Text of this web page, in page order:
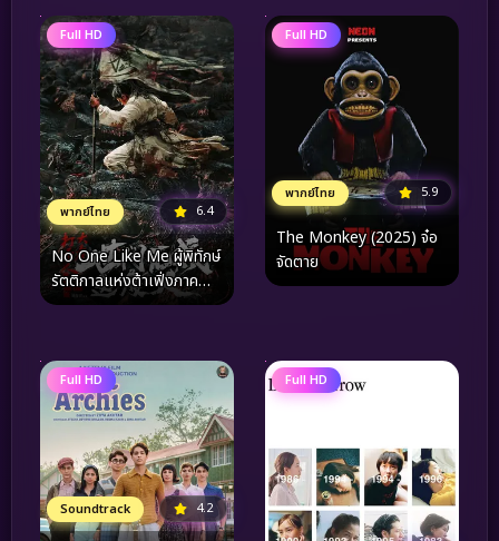
Full HD
พากย์ไทย 6.4
No One Like Me ผู้พิทักษ์
รัตติกาลแห่งต้าเฟิ่งภาค
พิเศษ (2025)
Full HD
พากย์ไทย 5.9
The Monkey (2025) จ๋อ
จัดตาย
Full HD
Soundtrack 4.2
Full HD